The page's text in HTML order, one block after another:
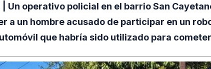
| Un operativo policial en el barrio San
a un hombre acusado de participar en un
que habría sido utilizado para